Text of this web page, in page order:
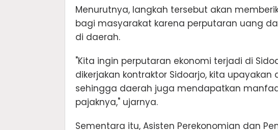
Menurutnya, langkah tersebut akan
bagi masyarakat karena perputaran uang
di daerah.
"Kita ingin perputaran ekonomi terjadi di
dikerjakan kontraktor Sidoarjo, kita upayakan
sehingga daerah juga mendapatkan
pajaknya," ujarnya.
Sementara itu, Asisten Perekonomian dan